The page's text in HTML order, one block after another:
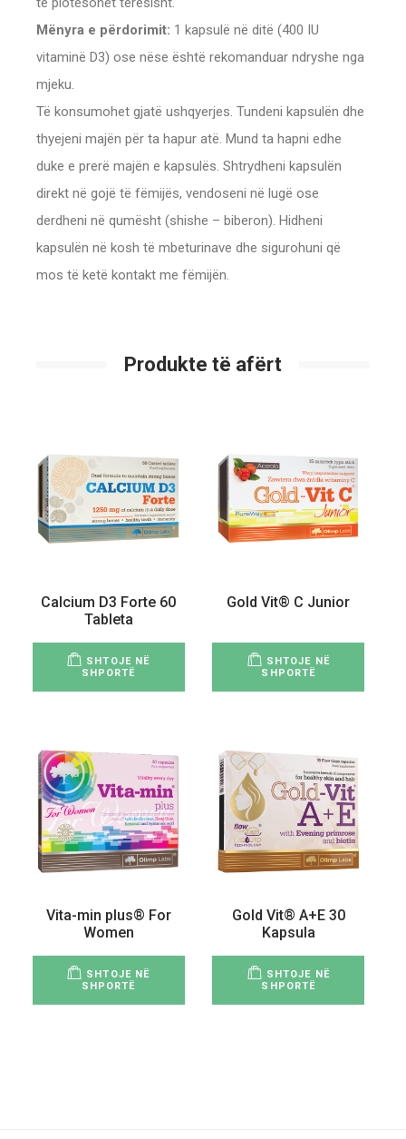
Mënyra e përdorimit: 1 kapsulë në ditë (400 IU
vitaminë D3) ose nëse është rekomanduar ndryshe nga
mjeku.
Të konsumohet gjatë ushqyerjes. Tundeni kapsulën dhe
thyejeni majën për ta hapur atë. Mund ta hapni edhe
duke e prerë majën e kapsulës. Shtrydheni kapsulën
direkt në gojë të fëmijës, vendoseni në lugë ose
derdheni në qumësht (shishe – biberon). Hidheni
kapsulën në kosh të mbeturinave dhe sigurohuni që
mos të ketë kontakt me fëmijën.
Produkte të afërt
Calcium D3 Forte 60
Tableta
SHTOJE NË
SHPORTË
Gold Vit® C Junior
SHTOJE NË
SHPORTË
Vita-min plus® For
Women
SHTOJE NË
SHPORTË
Gold Vit® A+E 30
Kapsula
SHTOJE NË
SHPORTË